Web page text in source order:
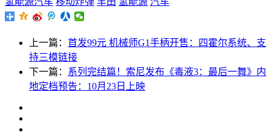
上一篇： 首发99元 机械师G1手柄开售：四霍尔系统、支
持三模链接
下一篇： 系列完结篇！索尼发布《毒液3：最后一舞》内
地定档预告：10月23日上映